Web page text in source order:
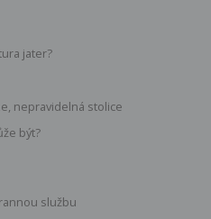
jater?
nepravidelná stolice
být?
službu